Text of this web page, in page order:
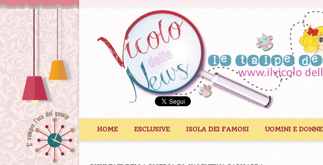
HOME ESCLUSIVE ISOLA DEI FAMOSI UOMINI E DONNE